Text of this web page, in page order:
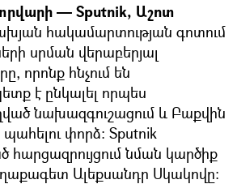
— Sputnik, Աշոտ
հակամարտության գոտում
սրման վերաբերյալ
որոնք հնչում են
է ընկալել որպես
նախազգուշացում և Բաքվին
փորձ։ Sputnik
հարցազրույցում նման կարծիք
Ալեքսանդր Սկակովը։